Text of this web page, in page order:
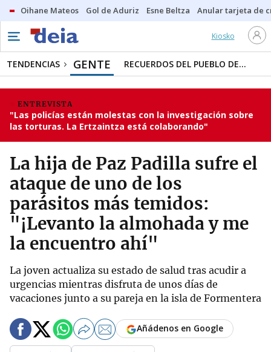
Oihane Mateos Gol de Aduriz Esne Beltza Anular tarjeta de
Kiosko
TENDENCIAS GENTE RECUERDOS DEL PUEBLO DE...
ENTREVISTA
"Las policías están molestas con la investigación sobre
las torturas. La Ertzaintza está colaborando"
La hija de Paz Padilla sufre el
ataque de uno de los
parásitos más temidos:
"¡Levanto la almohada y me
la encuentro ahí"
La joven actualiza su estado de salud tras acudir a
urgencias mientras disfruta de unos días de
vacaciones junto a su pareja en la isla de Formentera
Añádenos en Google